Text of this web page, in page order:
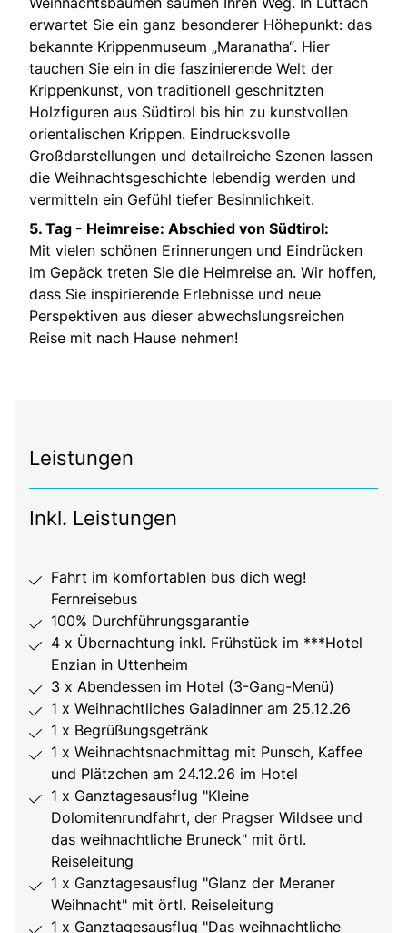
erwartet Sie ein ganz besonderer Höhepunkt: das
bekannte Krippenmuseum „Maranatha“. Hier
tauchen Sie ein in die faszinierende Welt der
Krippenkunst, von traditionell geschnitzten
Holzfiguren aus Südtirol bis hin zu kunstvollen
orientalischen Krippen. Eindrucksvolle
Großdarstellungen und detailreiche Szenen lassen
die Weihnachtsgeschichte lebendig werden und
vermitteln ein Gefühl tiefer Besinnlichkeit.
5. Tag - Heimreise: Abschied von Südtirol:
Mit vielen schönen Erinnerungen und Eindrücken
im Gepäck treten Sie die Heimreise an. Wir hoffen,
dass Sie inspirierende Erlebnisse und neue
Perspektiven aus dieser abwechslungsreichen
Reise mit nach Hause nehmen!
Leistungen
Inkl. Leistungen
Fahrt im komfortablen bus dich weg!
Fernreisebus
100% Durchführungsgarantie
4 x Übernachtung inkl. Frühstück im ***Hotel
Enzian in Uttenheim
3 x Abendessen im Hotel (3-Gang-Menü)
1 x Weihnachtliches Galadinner am 25.12.26
1 x Begrüßungsgetränk
1 x Weihnachtsnachmittag mit Punsch, Kaffee
und Plätzchen am 24.12.26 im Hotel
1 x Ganztagesausflug "Kleine
Dolomitenrundfahrt, der Pragser Wildsee und
das weihnachtliche Bruneck" mit örtl.
Reiseleitung
1 x Ganztagesausflug "Glanz der Meraner
Weihnacht" mit örtl. Reiseleitung
1 x Ganztagesausflug "Das weihnachtliche